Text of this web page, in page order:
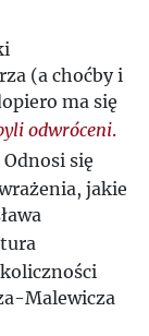
S
Ś
T
V
(a choćby i
ma się
odwróceni.
się
jakie
Malewicza